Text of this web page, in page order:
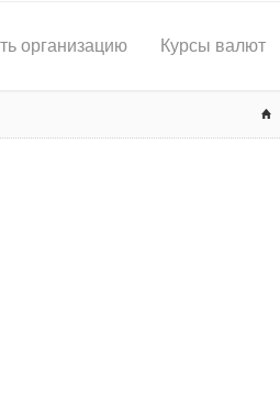
организацию Курсы валют